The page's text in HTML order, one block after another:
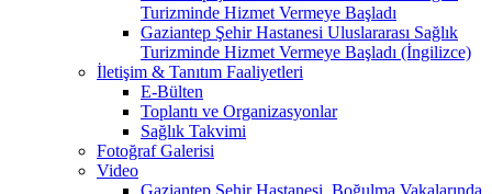
Turizminde Hizmet Vermeye Başladı
Gaziantep Şehir Hastanesi Uluslararası Sağlık
Turizminde Hizmet Vermeye Başladı (İngilizce)
İletişim & Tanıtım Faaliyetleri
E-Bülten
Toplantı ve Organizasyonlar
Sağlık Takvimi
Fotoğraf Galerisi
Video
Gaziantep Şehir Hastanesi, Boğulma Vakalarında